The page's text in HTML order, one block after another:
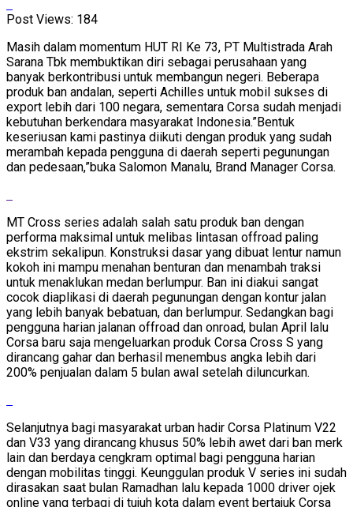
Post Views: 184
Masih dalam momentum HUT RI Ke 73, PT Multistrada Arah
Sarana Tbk membuktikan diri sebagai perusahaan yang
banyak berkontribusi untuk membangun negeri. Beberapa
produk ban andalan, seperti Achilles untuk mobil sukses di
export lebih dari 100 negara, sementara Corsa sudah menjadi
kebutuhan berkendara masyarakat Indonesia.”Bentuk
keseriusan kami pastinya diikuti dengan produk yang sudah
merambah kepada pengguna di daerah seperti pegunungan
dan pedesaan,”buka Salomon Manalu, Brand Manager Corsa.
MT Cross series adalah salah satu produk ban dengan
performa maksimal untuk melibas lintasan offroad paling
ekstrim sekalipun. Konstruksi dasar yang dibuat lentur namun
kokoh ini mampu menahan benturan dan menambah traksi
untuk menaklukan medan berlumpur. Ban ini diakui sangat
cocok diaplikasi di daerah pegunungan dengan kontur jalan
yang lebih banyak bebatuan, dan berlumpur. Sedangkan bagi
pengguna harian jalanan offroad dan onroad, bulan April lalu
Corsa baru saja mengeluarkan produk Corsa Cross S yang
dirancang gahar dan berhasil menembus angka lebih dari
200% penjualan dalam 5 bulan awal setelah diluncurkan.
Selanjutnya bagi masyarakat urban hadir Corsa Platinum V22
dan V33 yang dirancang khusus 50% lebih awet dari ban merk
lain dan berdaya cengkram optimal bagi pengguna harian
dengan mobilitas tinggi. Keunggulan produk V series ini sudah
dirasakan saat bulan Ramadhan lalu kepada 1000 driver ojek
online yang terbagi di tujuh kota dalam event bertajuk Corsa